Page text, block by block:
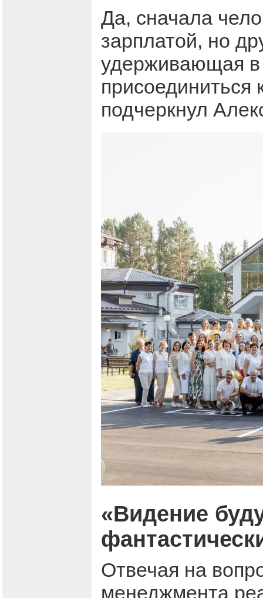
Да, сначала
зарплатой, но
удерживающая в
присоединиться
подчеркнул
«Видение
Отвечая на
менеджмента